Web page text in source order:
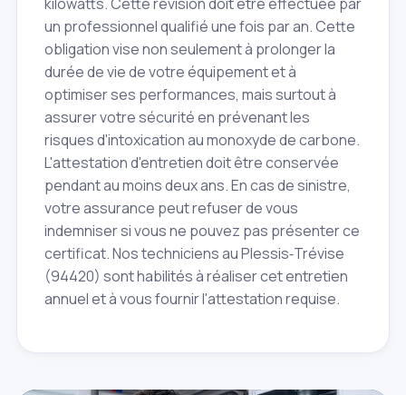
un professionnel qualifié une fois par an. Cette
obligation vise non seulement à prolonger la
durée de vie de votre équipement et à
optimiser ses performances, mais surtout à
assurer votre sécurité en prévenant les
risques d'intoxication au monoxyde de carbone.
L'attestation d'entretien doit être conservée
pendant au moins deux ans. En cas de sinistre,
votre assurance peut refuser de vous
indemniser si vous ne pouvez pas présenter ce
certificat. Nos techniciens au Plessis‑Trévise
(94420) sont habilités à réaliser cet entretien
annuel et à vous fournir l'attestation requise.